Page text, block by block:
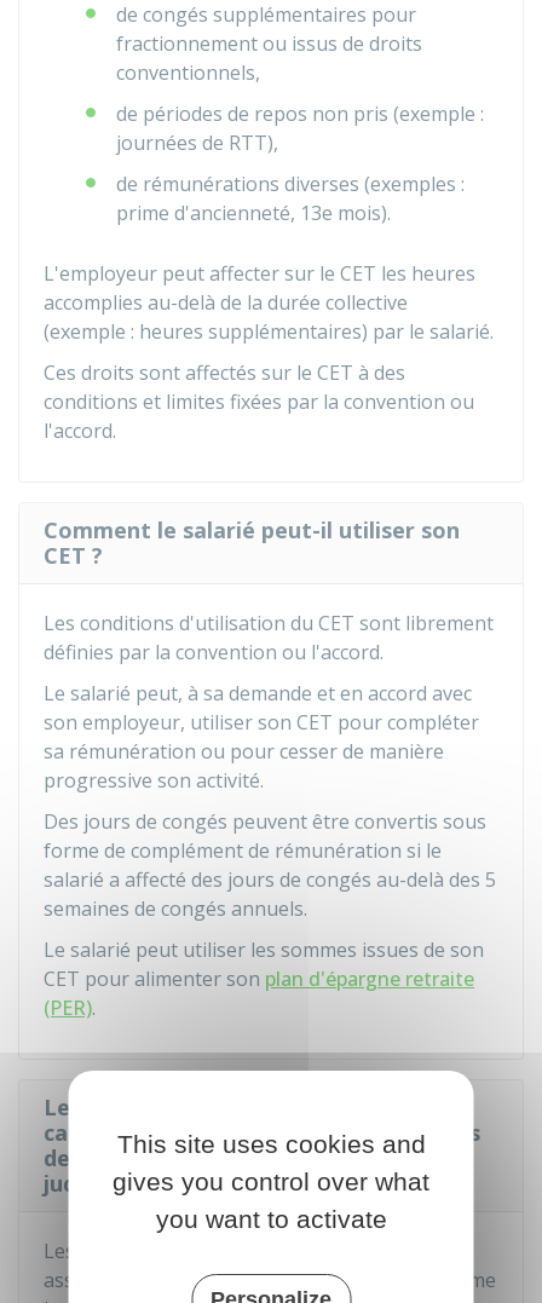
de congés supplémentaires pour
fractionnement ou issus de droits
conventionnels,
de périodes de repos non pris (exemple :
journées de RTT),
de rémunérations diverses (exemples :
prime d'ancienneté, 13e mois).
L'employeur peut affecter sur le CET les heures
accomplies au-delà de la durée collective
(exemple : heures supplémentaires) par le salarié.
Ces droits sont affectés sur le CET à des
conditions et limites fixées par la convention ou
l'accord.
Comment le salarié peut-il utiliser son
CET ?
Les conditions d'utilisation du CET sont librement
définies par la convention ou l'accord.
Le salarié peut, à sa demande et en accord avec
son employeur, utiliser son CET pour compléter
sa rémunération ou pour cesser de manière
progressive son activité.
Des jours de congés peuvent être convertis sous
forme de complément de rémunération si le
salarié a affecté des jours de congés au-delà des 5
semaines de congés annuels.
Le salarié peut utiliser les sommes issues de son
CET pour alimenter son plan d'épargne retraite
(PER).
Les droits acquis par le salarié dans le
cadre d'un CET sont-ils conservés en cas
de redressement ou de liquidation
judiciaire de l'entreprise ?
Les droits acquis dans le cadre d'un CET sont
assurés contre le risque de non paiement (comme
This site uses cookies and
gives you control over what
you want to activate